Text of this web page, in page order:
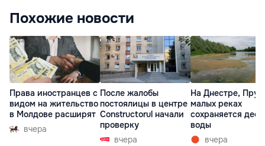
Похожие новости
Права иностранцев с
видом на жительство
в Молдове расширят
вчера
После жалобы
постоялицы в центре
Constructorul начали
проверку
вчера
На Днестре,
малых реках
сохраняется
воды
вчера